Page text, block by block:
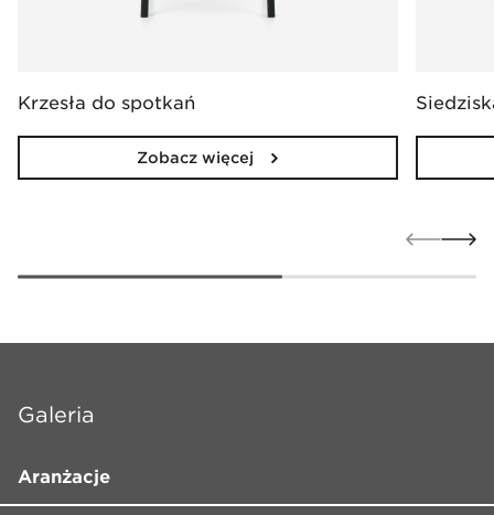
Krzesła do spotkań
Zobacz więcej
Galeria
Aranżacje